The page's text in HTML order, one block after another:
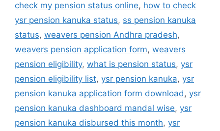
check my pension status online, how to check
ysr pension kanuka status, ss pension kanuka
status, weavers pension Andhra pradesh,
weavers pension application form, weavers
pension eligibility, what is pension status, ysr
pension eligibility list, ysr pension kanuka, ysr
pension kanuka application form download, ysr
pension kanuka dashboard mandal wise, ysr
pension kanuka disbursed this month, ysr